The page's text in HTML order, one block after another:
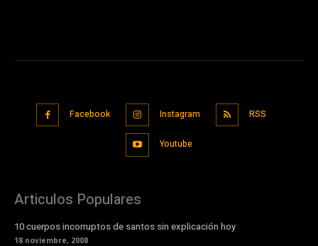
Facebook Instagram RSS
Youtube
Articulos Populares
10 cuerpos incorruptos de santos sin explicación hoy
18 noviembre, 2008